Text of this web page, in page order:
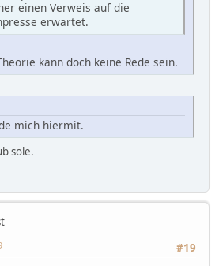
einen Verweis auf die
erwartet.
kann doch keine Rede sein.
mich hiermit.
sole.
#19